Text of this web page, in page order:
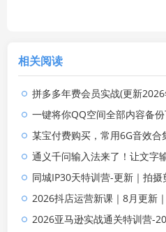
相关阅读
拼多多年费会员实战(更新2026年)：从基础到高阶
一键将你QQ空间全部内容备份下来！照片 / 视频 /动态
某宝付费购买，常用6G音效合集！970+首宣传片背景
通义千问输入法来了！让文字输入变得如此简单，
同城IP30天特训营-更新｜拍摄剪辑+脚本文案+引
2026抖店运营新课｜8月更新｜不动销起店+商品卡爆发｜
2026亚马逊实战通关特训营-2026更新，多维选